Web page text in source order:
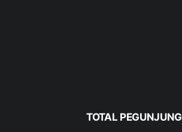
TOTAL PEGUNJUNG